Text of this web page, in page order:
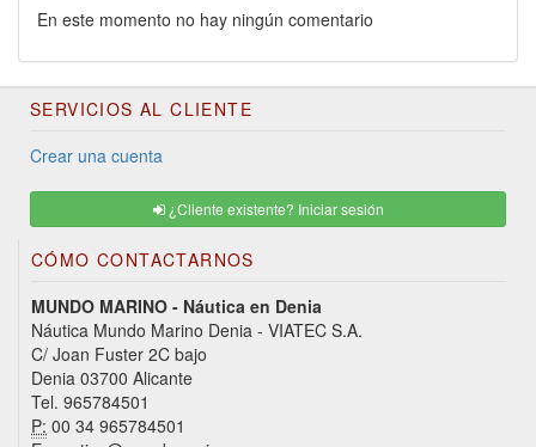
En este momento no hay ningún comentario
SERVICIOS AL CLIENTE
Crear una cuenta
¿Cliente existente? Iniciar sesión
CÓMO CONTACTARNOS
MUNDO MARINO - Náutica en Denia
Náutica Mundo Marino Denia - VIATEC S.A.
C/ Joan Fuster 2C bajo
Denia 03700 Alicante
Tel. 965784501
P: 00 34 965784501